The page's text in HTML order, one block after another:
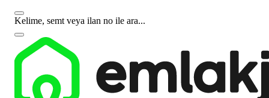
Kelime, semt veya ilan no ile ara...